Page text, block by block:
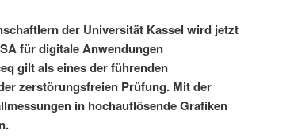
der Universität Kassel wird jetzt
für digitale Anwendungen
gilt als eines der führenden
zerstörungsfreien Prüfung. Mit der
in hochauflösende Grafiken